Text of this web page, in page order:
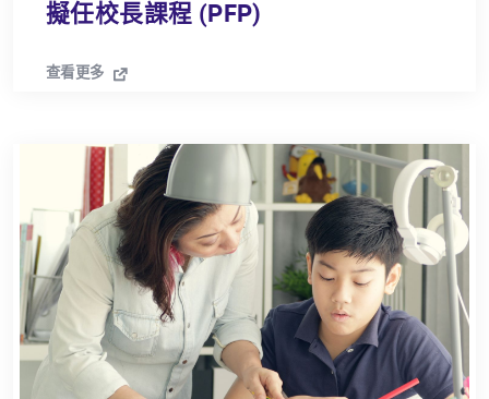
擬任校長課程 (PFP)
查看更多